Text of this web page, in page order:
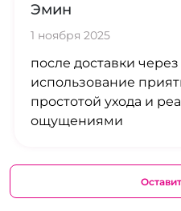
Эмин
1 ноября 2025
после доставки через
использование
простотой ухода и
ощущениями